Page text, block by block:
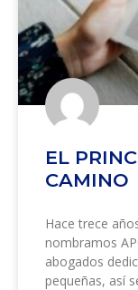
EL
CAMINO
Hace trece
nombramos
abogados
pequeñas, así